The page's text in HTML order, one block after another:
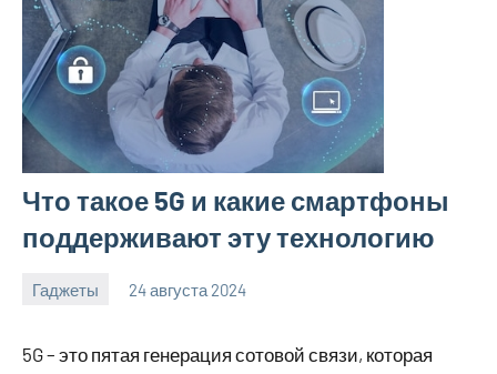
Что такое 5G и какие смартфоны
поддерживают эту технологию
Гаджеты 24 августа 2024
motorhog_ru
Нет
5G – это пятая генерация сотовой связи, которая